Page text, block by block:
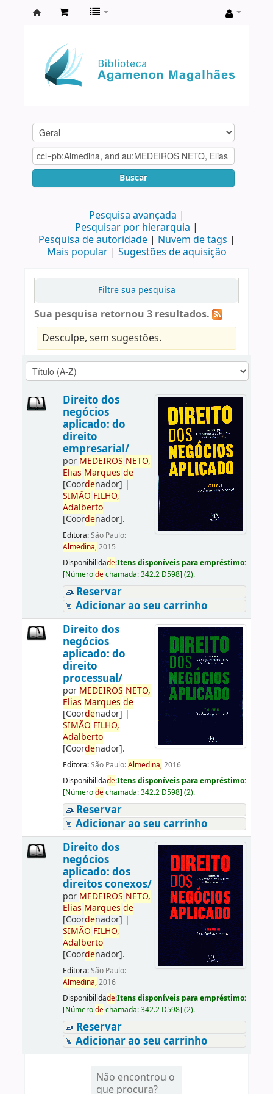
Agamenon
Magalhães
Buscar
Pesquisa avançada
Pesquisar por hierarquia
Pesquisa de autoridade
Nuvem de tags
Mais popular
Sugestões de aquisição
Filtre sua pesquisa
Sua pesquisa retornou 3 resultados.
Desculpe, sem sugestões.
Direito dos
negócios
aplicado: do
direito
empresarial/
por MEDEIROS NETO,
Elias Marques de
[Coordenador] |
SIMÃO FILHO,
Adalberto
[Coordenador].
Editora:São Paulo:
Almedina,2015
Disponibilidade:Itens disponíveis para empréstimo:
[Númerodechamada:342.2 D598] (2).
Reservar
Adicionar ao seu carrinho
Direito dos
negócios
aplicado: do
direito
processual/
por MEDEIROS NETO,
Elias Marques de
[Coordenador] |
SIMÃO FILHO,
Adalberto
[Coordenador].
Editora:São Paulo:Almedina,2016
Disponibilidade:Itens disponíveis para empréstimo:
[Númerodechamada:342.2 D598] (2).
Reservar
Adicionar ao seu carrinho
Direito dos
negócios
aplicado: dos
direitos conexos/
por MEDEIROS NETO,
Elias Marques de
[Coordenador] |
SIMÃO FILHO,
Adalberto
[Coordenador].
Editora:São Paulo:
Almedina,2016
Disponibilidade:Itens disponíveis para empréstimo:
[Númerodechamada:342.2 D598] (2).
Reservar
Adicionar ao seu carrinho
Não encontrou o
que procura?